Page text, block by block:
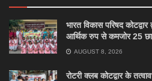
भारत विकास परिषद
आर्थिक रुप से कमजोर 25
AUGUST 8, 2026
रोटरी क्लब कोटद्वार के